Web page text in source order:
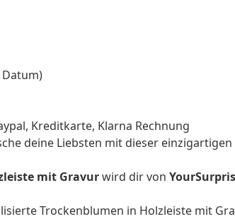
Datum)
Kreditkarte, Klarna Rechnung
deine Liebsten mit dieser einzigartigen
mit Gravurwird dir von
Trockenblumen in Holzleiste mit